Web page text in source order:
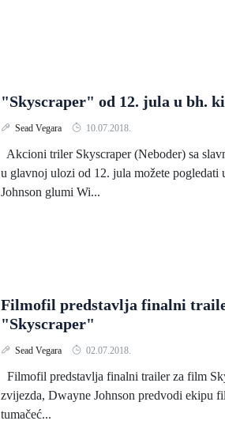
"Skyscraper" od 12. jula u bh.
Sead Vegara 10.07.2018.
Akcioni triler Skyscraper (Neboder) sa
u glavnoj ulozi od 12. jula možete pogledati
Johnson glumi Wi...
Filmofil predstavlja finalni
"Skyscraper"
Sead Vegara 02.07.2018.
Filmofil predstavlja finalni trailer za film
zvijezda, Dwayne Johnson predvodi ekipu
tumačeć...